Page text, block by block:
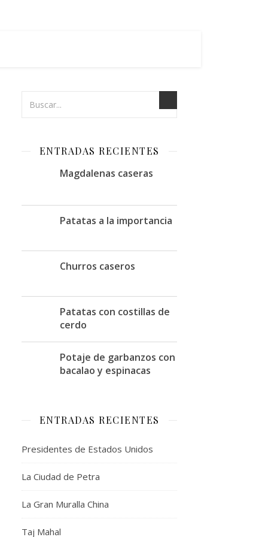
ENTRADAS RECIENTES
Magdalenas caseras
Patatas a la importancia
Churros caseros
Patatas con costillas de
cerdo
Potaje de garbanzos con
bacalao y espinacas
ENTRADAS RECIENTES
Presidentes de Estados Unidos
La Ciudad de Petra
La Gran Muralla China
Taj Mahal